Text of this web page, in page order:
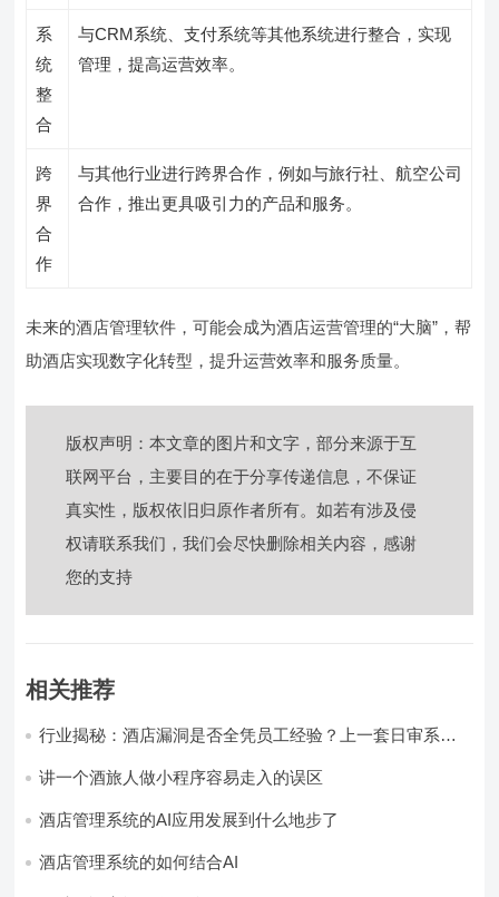
系
统
整
合
与CRM系统、支付系统等其他系统进行整合，实现
管理，提高运营效率。
跨
界
合
作
与其他行业进行跨界合作，例如与旅行社、航空公司
合作，推出更具吸引力的产品和服务。
未来的酒店管理软件，可能会成为酒店运营管理的“大脑”，帮
助酒店实现数字化转型，提升运营效率和服务质量。
版权声明：本文章的图片和文字，部分来源于互
联网平台，主要目的在于分享传递信息，不保证
真实性，版权依旧归原作者所有。如若有涉及侵
权请联系我们，我们会尽快删除相关内容，感谢
您的支持
相关推荐
行业揭秘：酒店漏洞是否全凭员工经验？上一套日审系
讲一个酒旅人做小程序容易走入的误区
酒店管理系统的AI应用发展到什么地步了
酒店管理系统的如何结合AI